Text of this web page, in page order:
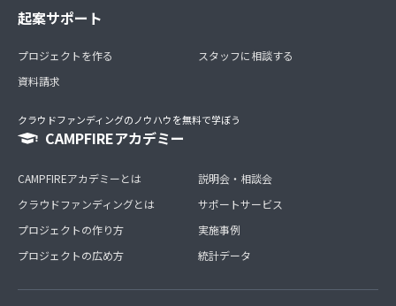
起案サポート
プロジェクトを作る
資料請求
スタッフに相談する
クラウドファンディングのノウハウを無料で学ぼう
CAMPFIREアカデミー
CAMPFIREアカデミーとは
クラウドファンディングとは
プロジェクトの作り方
プロジェクトの広め方
説明会・相談会
サポートサービス
実施事例
統計データ